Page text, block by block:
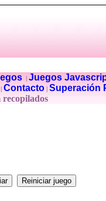
| Juegos
Contacto Superación
recopilados